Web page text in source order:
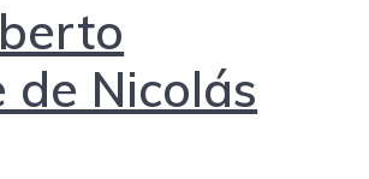
Nicolás